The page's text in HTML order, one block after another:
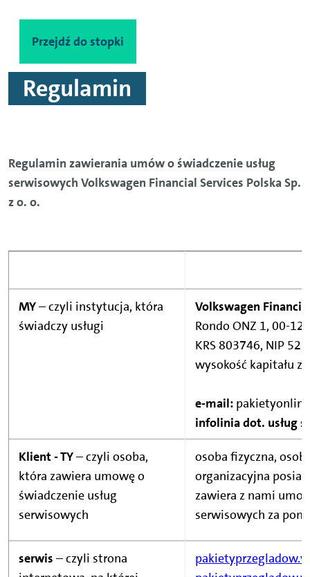
Przejdź do treści
Przejdź do stopki
Regulamin
Regulamin zawierania umów o świadczenie usług
serwisowych Volkswagen Financial Services Polska Sp.
z o. o.
MY– czyli instytucja, która
świadczy usługi
Volkswagen
Rondo ONZ 1, 00-
KRS 803746, NIP
wysokość kapitału
e-mail:
infolinia dot. usług
Klient - TY– czyli osoba,
która zawiera umowę o
świadczenie usług
serwisowych
osoba fizyczna,
organizacyjna
zawiera z nami
serwisowych za
serwis – czyli strona